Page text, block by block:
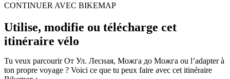
CONTINUER AVEC BIKEMAP
Utilise, modifie ou télécharge cet
itinéraire vélo
Tu veux parcourir От Ул. Лесная, Можга до Можга ou l’adapter à
ton propre voyage ? Voici ce que tu peux faire avec cet itinéraire